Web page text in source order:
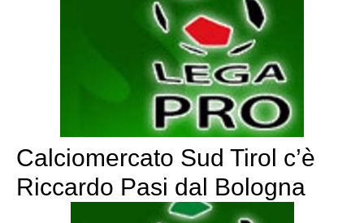
Calciomercato Sud Tirol c’è
Riccardo Pasi dal Bologna